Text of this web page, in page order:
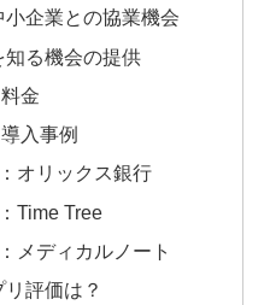
企業との協業機会
る機会の提供
金
入事例
オリックス銀行
Time Tree
メディカルノート
評価は？